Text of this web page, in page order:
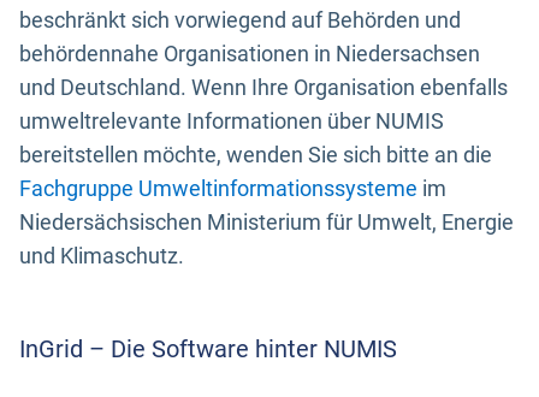
beschränkt sich vorwiegend auf Behörden und
behördennahe Organisationen in Niedersachsen
und Deutschland. Wenn Ihre Organisation ebenfalls
umweltrelevante Informationen über NUMIS
bereitstellen möchte, wenden Sie sich bitte an die
Fachgruppe Umweltinformationssysteme im
Niedersächsischen Ministerium für Umwelt, Energie
und Klimaschutz.
InGrid – Die Software hinter NUMIS